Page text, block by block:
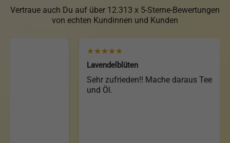
Vertraue auch Du auf über 12.313 x 5-Sterne-Bewertungen
von echten Kundinnen und Kunden
★★★★★
Lavendelblüten
Sehr zufrieden!! Mache daraus Tee